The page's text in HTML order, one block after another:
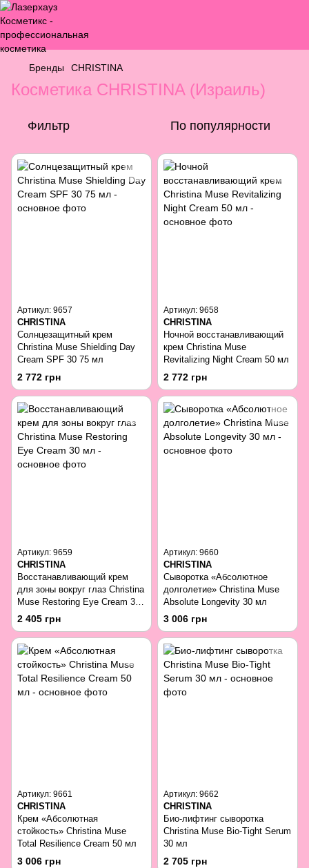
Бренды CHRISTINA
Косметика CHRISTINA (Израиль)
Фильтр По популярности
Артикул: 9657
CHRISTINA
Солнцезащитный крем
Christina Muse Shielding Day
Cream SPF 30 75 мл
2 772 грн
Артикул: 9658
CHRISTINA
Ночной восстанавливающий
крем Christina Muse
Revitalizing Night Cream 50 мл
2 772 грн
Артикул: 9659
CHRISTINA
Восстанавливающий крем
для зоны вокруг глаз Christina
Muse Restoring Eye Cream 30
мл
2 405 грн
Артикул: 9660
CHRISTINA
Сыворотка «Абсолютное
долголетие» Christina Muse
Absolute Longevity 30 мл
3 006 грн
Артикул: 9661
CHRISTINA
Крем «Абсолютная
стойкость» Christina Muse
Total Resilience Cream 50 мл
3 006 грн
Артикул: 9662
CHRISTINA
Био-лифтинг сыворотка
Christina Muse Bio-Tight Serum
30 мл
2 705 грн